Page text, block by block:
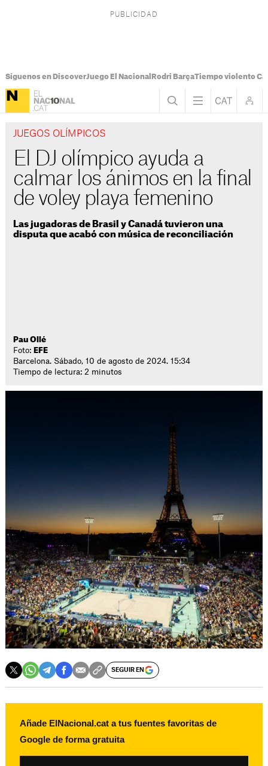
Síguenos en DiscoverJuego El Nacional Rodri BarçaTiempo violento
JUEGOS OLÍMPICOS
El DJ olímpico ayuda a
calmar los ánimos en la final
de voley playa femenino
Las jugadoras de Brasil y Canadá tuvieron una
disputa que acabó con música de reconciliación
Pau Ollé
Foto: EFE
Barcelona. Sábado, 10 de agosto de 2024. 15:34
Tiempo de lectura: 2 minutos
SEGUIR EN
Añade ElNacional.cat a tus fuentes favoritas de
Google de forma gratuita